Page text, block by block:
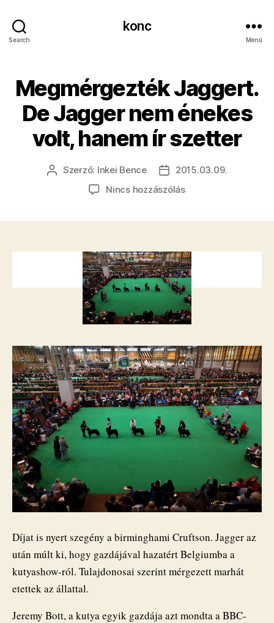
Search
konc
Menü
Megmérgezték Jaggert.
De Jagger nem énekes
volt, hanem ír szetter
Bejegyzés
Szerző: Inkei Bence
Bejegyzés
dátuma
2015.03.09.
Nincs hozzászólása(z)
nem
énekes
volt,
hanem
ír
szetter
Díjat is nyert szegény a birminghami Cruftson. Jagger az
után múlt ki, hogy gazdájával hazatért Belgiumba a
kutyashow-ról. Tulajdonosai szerint mérgezett marhát
etettek az állattal.
Jeremy Bott, a kutya egyik gazdája azt mondta a BBC-